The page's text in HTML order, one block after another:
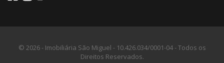
© 2026 - Imobiliária São Miguel - 10.426.034/0001-04 -Todos os
Direitos Reservados.